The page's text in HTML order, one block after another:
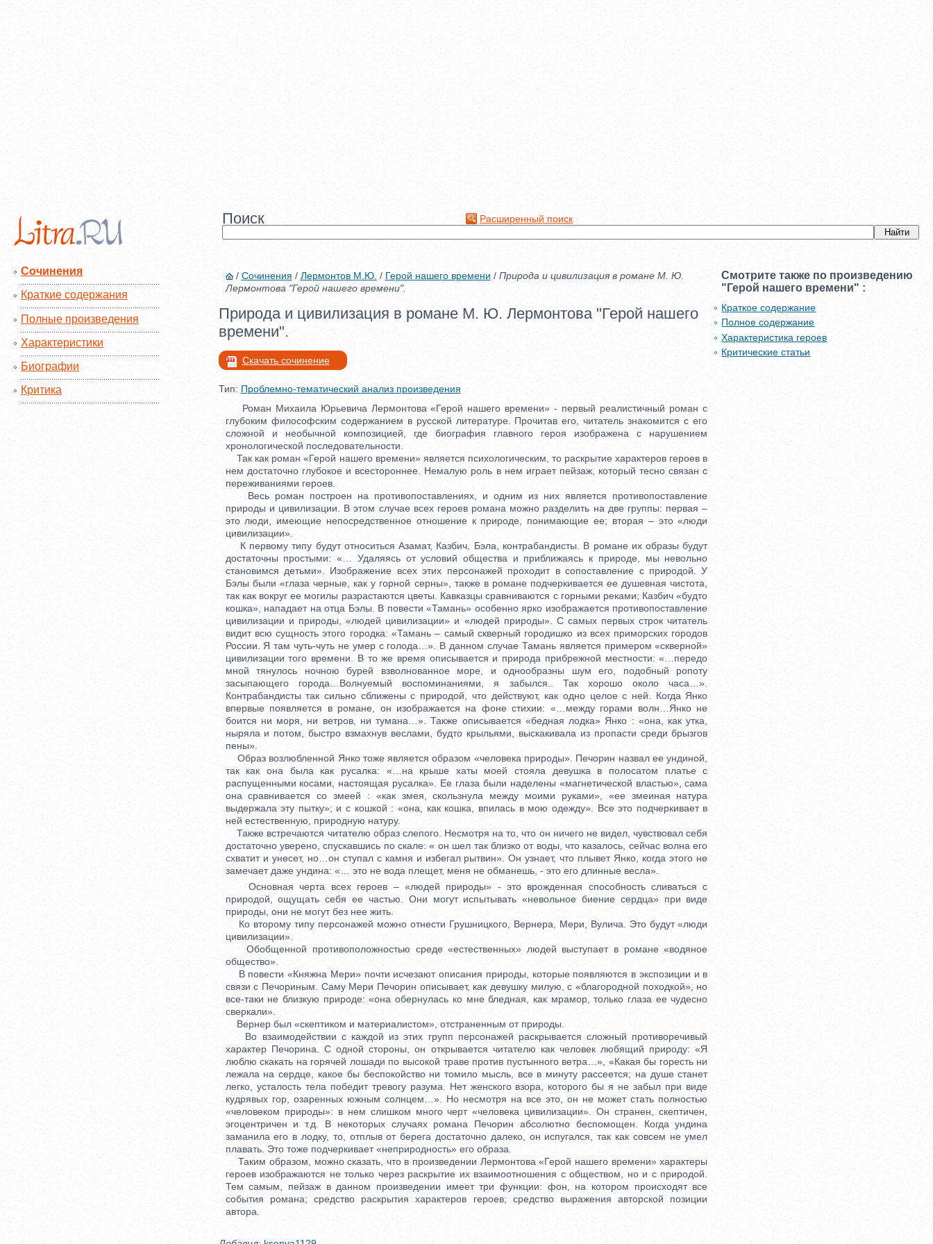
Поиск Расширенный поиск
Сочинения
Краткие содержания
Полные произведения
Характеристики
Биографии
Критика
/ Сочинения / Лермонтов М.Ю. / Герой нашего времени / Природа и цивилизация в романе М. Ю.
Лермонтова "Герой нашего времени".
Природа и цивилизация в романе М. Ю. Лермонтова "Герой нашего
времени".
Скачать сочинение
Тип: Проблемно-тематический анализ произведения
Роман Михаила Юрьевича Лермонтова «Герой нашего времени» - первый реалистичный роман с
глубоким философским содержанием в русской литературе. Прочитав его, читатель знакомится с его
сложной и необычной композицией, где биография главного героя изображена с нарушением
хронологической последовательности.
Так как роман «Герой нашего времени» является психологическим, то раскрытие характеров героев в
нем достаточно глубокое и всестороннее. Немалую роль в нем играет пейзаж, который тесно связан с
переживаниями героев.
Весь роман построен на противопоставлениях, и одним из них является противопоставление
природы и цивилизации. В этом случае всех героев романа можно разделить на две группы: первая –
это люди, имеющие непосредственное отношение к природе, понимающие ее; вторая – это «люди
цивилизации».
К первому типу будут относиться Азамат, Казбич, Бэла, контрабандисты. В романе их образы будут
достаточны простыми: «… Удаляясь от условий общества и приближаясь к природе, мы невольно
становимся детьми». Изображение всех этих персонажей проходит в сопоставление с природой. У
Бэлы были «глаза черные, как у горной серны», также в романе подчеркивается ее душевная чистота,
так как вокруг ее могилы разрастаются цветы. Кавказцы сравниваются с горными реками; Казбич «будто
кошка», нападает на отца Бэлы. В повести «Тамань» особенно ярко изображается противопоставление
цивилизации и природы, «людей цивилизации» и «людей природы». С самых первых строк читатель
видит всю сущность этого городка: «Тамань – самый скверный городишко из всех приморских городов
России. Я там чуть-чуть не умер с голода…». В данном случае Тамань является примером «скверной»
цивилизации того времени. В то же время описывается и природа прибрежной местности: «…передо
мной тянулось ночною бурей взволнованное море, и однообразны шум его, подобный ропоту
засыпающего города…Волнуемый воспоминаниями, я забылся.. Так хорошо около часа…».
Контрабандисты так сильно сближены с природой, что действуют, как одно целое с ней. Когда Янко
впервые появляется в романе, он изображается на фоне стихии: «…между горами волн…Янко не
боится ни моря, ни ветров, ни тумана…». Также описывается «бедная лодка» Янко : «она, как утка,
ныряла и потом, быстро взмахнув веслами, будто крыльями, выскакивала из пропасти среди брызгов
пены».
Образ возлюбленной Янко тоже является образом «человека природы». Печорин назвал ее ундиной,
так как она была как русалка: «…на крыше хаты моей стояла девушка в полосатом платье с
распущенными косами, настоящая русалка». Ее глаза были наделены «магнетической властью», сама
она сравнивается со змеей : «как змея, скользнула между моими руками», «ее змеиная натура
выдержала эту пытку»; и с кошкой : «она, как кошка, впилась в мою одежду». Все это подчеркивает в
ней естественную, природную натуру.
Также встречаются читателю образ слепого. Несмотря на то, что он ничего не видел, чувствовал себя
достаточно уверено, спускавшись по скале: « он шел так близко от воды, что казалось, сейчас волна его
схватит и унесет, но…он ступал с камня и избегал рытвин». Он узнает, что плывет Янко, когда этого не
замечает даже ундина: «… это не вода плещет, меня не обманешь, - это его длинные весла».
Основная черта всех героев – «людей природы» - это врожденная способность сливаться с
природой, ощущать себя ее частью. Они могут испытывать «невольное биение сердца» при виде
природы, они не могут без нее жить.
Ко второму типу персонажей можно отнести Грушницкого, Вернера, Мери, Вулича. Это будут «люди
цивилизации».
Обобщенной противоположностью среде «естественных» людей выступает в романе «водяное
общество».
В повести «Княжна Мери» почти исчезают описания природы, которые появляются в экспозиции и в
связи с Печориным. Саму Мери Печорин описывает, как девушку милую, с «благородной походкой», но
все-таки не близкую природе: «она обернулась ко мне бледная, как мрамор, только глаза ее чудесно
сверкали».
Вернер был «скептиком и материалистом», отстраненным от природы.
Во взаимодействии с каждой из этих групп персонажей раскрывается сложный противоречивый
характер Печорина. С одной стороны, он открывается читателю как человек любящий природу: «Я
люблю скакать на горячей лошади по высокой траве против пустынного ветра…», «Какая бы горесть ни
лежала на сердце, какое бы беспокойство ни томило мысль, все в минуту рассеется; на душе станет
легко, усталость тела победит тревогу разума. Нет женского взора, которого бы я не забыл при виде
кудрявых гор, озаренных южным солнцем…». Но несмотря на все это, он не может стать полностью
«человеком природы»: в нем слишком много черт «человека цивилизации». Он странен, скептичен,
эгоцентричен и т.д. В некоторых случаях романа Печорин абсолютно беспомощен. Когда ундина
заманила его в лодку, то, отплыв от берега достаточно далеко, он испугался, так как совсем не умел
плавать. Это тоже подчеркивает «неприродность» его образа.
Таким образом, можно сказать, что в произведении Лермонтова «Герой нашего времени» характеры
героев изображаются не только через раскрытие их взаимоотношения с обществом, но и с природой.
Тем самым, пейзаж в данном произведении имеет три функции: фон, на котором происходят все
события романа; средство раскрытия характеров героев; средство выражения авторской позиции
автора.
Смотрите также по произведению
"Герой нашего времени" :
Краткое содержание
Полное содержание
Характеристика героев
Критические статьи